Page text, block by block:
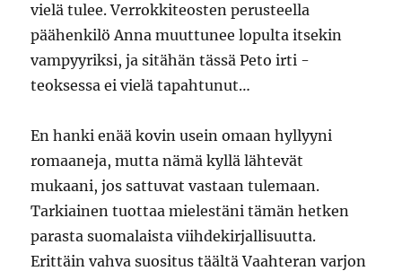
vielä tulee. Verrokkiteosten perusteella
päähenkilö Anna muuttunee lopulta itsekin
vampyyriksi, ja sitähän tässä Peto irti -
teoksessa ei vielä tapahtunut…
En hanki enää kovin usein omaan hyllyyni
romaaneja, mutta nämä kyllä lähtevät
mukaani, jos sattuvat vastaan tulemaan.
Tarkiainen tuottaa mielestäni tämän hetken
parasta suomalaista viihdekirjallisuutta.
Erittäin vahva suositus täältä Vaahteran varjon